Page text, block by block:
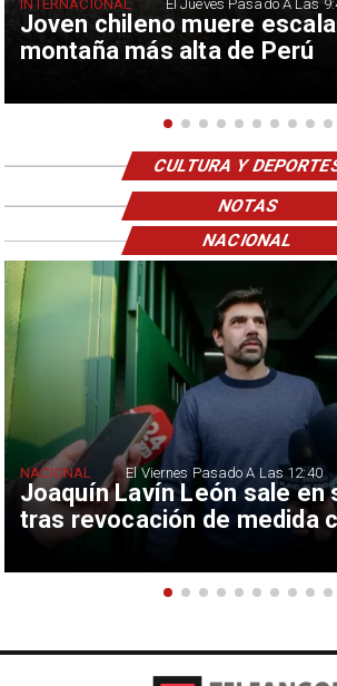
Joven chileno muere
montaña más alta de Perú
INTERNACIONAL El Jueves Pasado A Las
CULTURA Y
NOTAS
Joaquín Lavín León sale en
tras revocación de medida
NACIONAL El Viernes Pasado A Las 12:40
NACIONAL